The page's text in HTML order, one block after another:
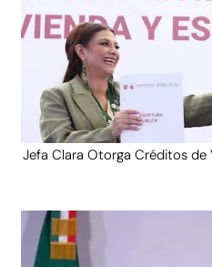
Jefa Clara Otorga Créditos de